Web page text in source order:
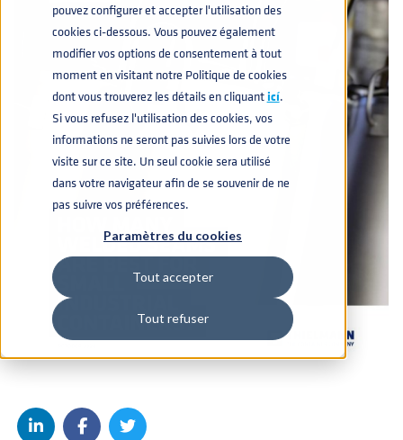
pouvez configurer et accepter l'utilisation des
cookies ci-dessous. Vous pouvez également
modifier vos options de consentement à tout
moment en visitant notre Politique de cookies
dont vous trouverez les détails en cliquanticí.
Si vous refusez l'utilisation des cookies, vos
informations ne seront pas suivies lors de votre
visite sur ce site. Un seul cookie sera utilisé
dans votre navigateur afin de se souvenir de ne
pas suivre vos préférences.
Paramètres du cookies
Tout accepter
Tout refuser